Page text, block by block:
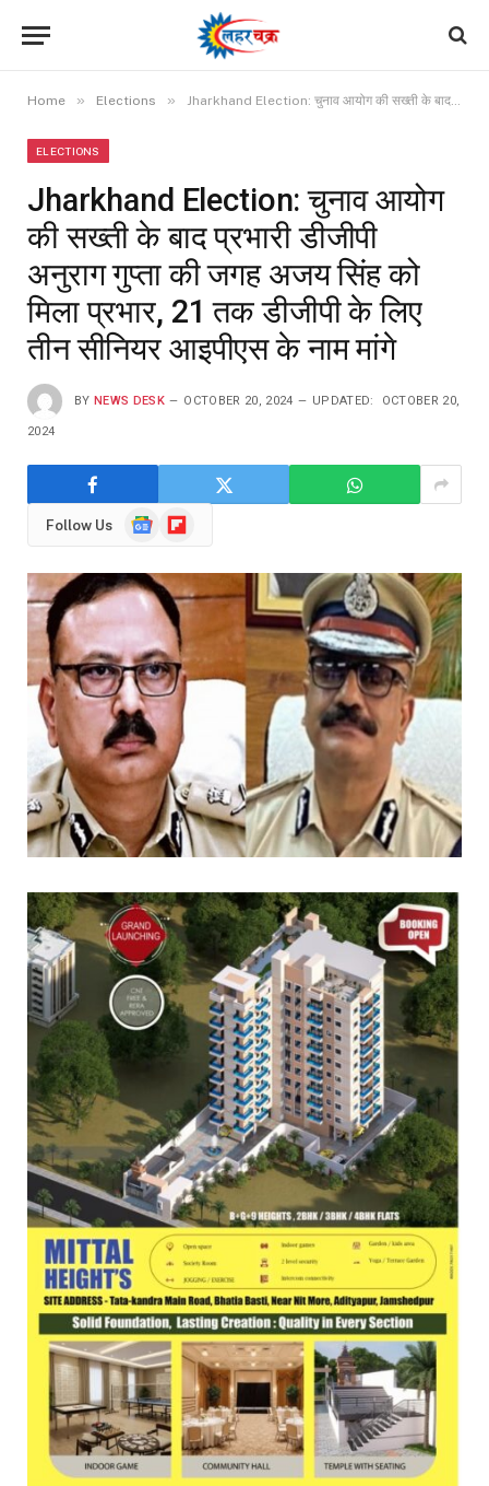
Home » Elections » Jharkhand Election: चुनाव आयोग की सख्ती के बाद प्रभारी डीजीपी अनुराग गुप्ता की जगह अजय सिंह को मिला प्रभार, 21 तक डीजीपी के लिए तीन सीनियर आइपीएस के नाम मांगे
ELECTIONS
Jharkhand Election: चुनाव आयोग
की सख्ती के बाद प्रभारी डीजीपी
अनुराग गुप्ता की जगह अजय सिंह को
मिला प्रभार, 21 तक डीजीपी के लिए
तीन सीनियर आइपीएस के नाम मांगे
BY NEWS DESK OCTOBER 20, 2024 UPDATED: OCTOBER 20,
2024
Follow Us
GoogleFlipboard